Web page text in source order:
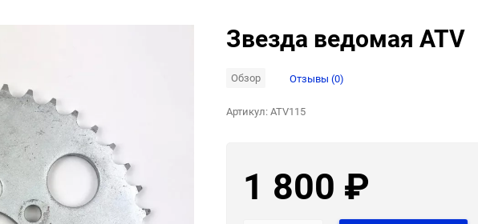
Звезда ведомая ATV
Обзор Отзывы (0)
Артикул:ATV115
1 800 ₽